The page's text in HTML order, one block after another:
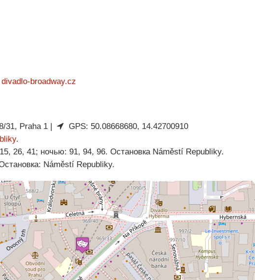
divadlo-broadway.cz
31, Praha 1 |
GPS: 50.08668680, 14.42700910
.
26, 41; ночью: 91, 94, 96. Остановка Náměstí Republiky.
Náměstí Republiky.